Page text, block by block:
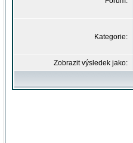
Kategorie:
Zobrazit výsledek jako: